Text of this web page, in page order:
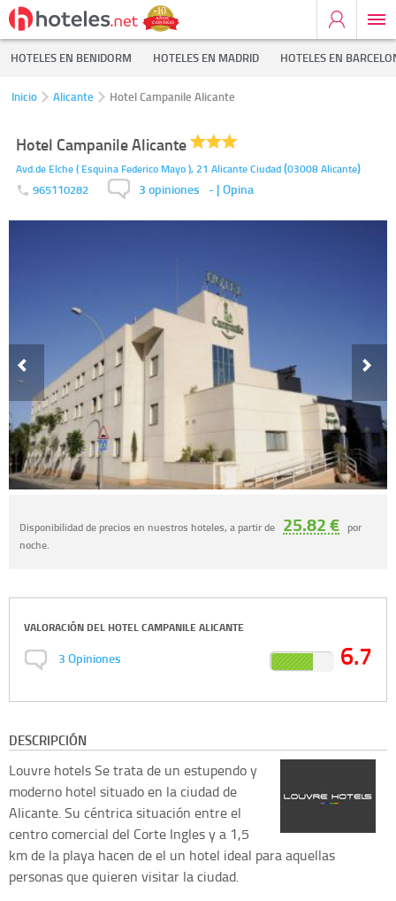
HOTELES EN BENIDORM HOTELES EN MADRID HOTELES EN
Inicio Alicante Hotel Campanile Alicante
Hotel Campanile Alicante
Avd.de Elche ( Esquina Federico Mayo ), 21 Alicante Ciudad(03008Alicante)
965110282 3 opiniones - | Opina
Disponibilidad de precios en nuestros hoteles, a partir de 25.82 € por
noche.
VALORACIÓN DEL HOTEL CAMPANILE ALICANTE
3Opiniones 6.7
DESCRIPCIÓN
Louvre hotelsSe trata de un estupendo y
moderno hotel situado en la ciudad de
Alicante. Su céntrica situación entre el
centro comercial del Corte Ingles y a 1,5
km de la playa hacen de el un hotel ideal para aquellas
personas que quieren visitar la ciudad.